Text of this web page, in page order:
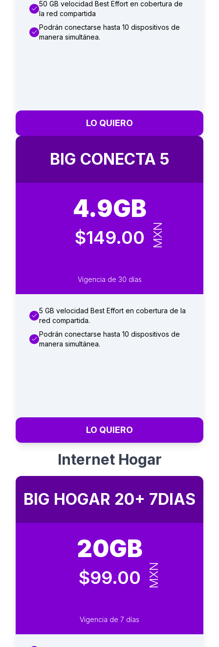
50 GB velocidad Best Effort en cobertura de
la red compartida
Podrán conectarse hasta 10 dispositivos de
manera simultánea.
LO QUIERO
BIG CONECTA 5
4.9GB
$149.00 MXN
Vigencia de 30 días
5 GB velocidad Best Effort en cobertura de la
red compartida.
Podrán conectarse hasta 10 dispositivos de
manera simultánea.
LO QUIERO
Internet Hogar
BIG HOGAR 20+ 7DIAS
20GB
$99.00 MXN
Vigencia de 7 días